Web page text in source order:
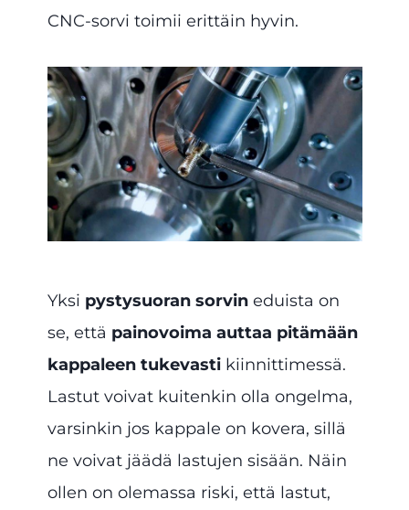
CNC-sorvi toimii erittäin hyvin.
Yksi pystysuoran sorvin eduista on
se, että painovoima auttaa pitämään
kappaleen tukevasti kiinnittimessä.
Lastut voivat kuitenkin olla ongelma,
varsinkin jos kappale on kovera, sillä
ne voivat jäädä lastujen sisään. Näin
ollen on olemassa riski, että lastut,